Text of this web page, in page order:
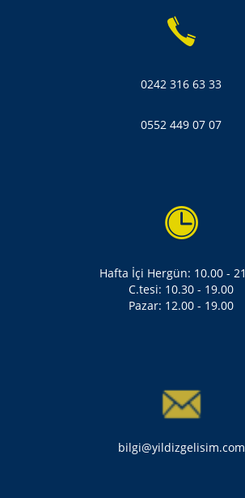
0242 316 63 33
0552 449 07 07
Hafta İçi Hergün: 10.00 -
C.tesi: 10.30 - 19.00
Pazar: 12.00 - 19.00
bilgi@yildizgelisim.com